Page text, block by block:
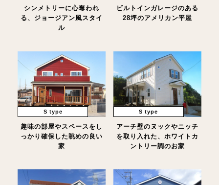
シンメトリーに心奪われ
る、ジョージアン風スタイ
ル
ビルトインガレージのある
28坪のアメリカン平屋
S type
趣味の部屋やスペースをし
っかり確保した眺めの良い
家
S type
アーチ壁のヌックやニッチ
を取り入れた、ホワイトカ
ントリー調のお家